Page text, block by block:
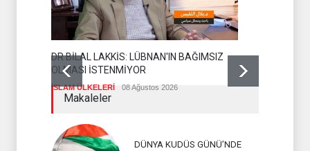
DR BİLAL LAKKİS: LÜBNAN'IN BAĞIMSIZ
OLMASI İSTENMİYOR
İSLAM ÜLKELERİ 08 Ağustos 2026
Makaleler
DÜNYA KUDÜS GÜNÜ’NDE